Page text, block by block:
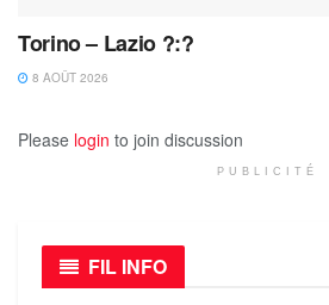
Torino – Lazio ?:?
8 AOÛT 2026
Please login to join discussion
PUBLICITÉ
FIL INFO